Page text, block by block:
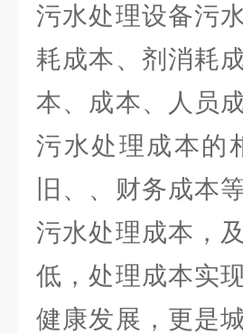
污水处理设备污
耗成本、剂消耗
本、成本、人员
污水处理成本的
旧、、财务成本
污水处理成本，
低，处理成本实
健康发展，更是